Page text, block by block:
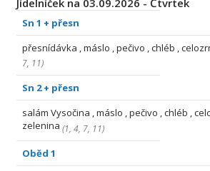
Jídelníček na 03.09.2026 - Čtvrtek
Sn 1 + přesn
přesnídávka , máslo , pečivo , chléb ,
7, 11)
Sn 2 + přesn
salám Vysočina , máslo , pečivo , chléb ,
zelenina (1, 4, 7, 11)
Oběd 1